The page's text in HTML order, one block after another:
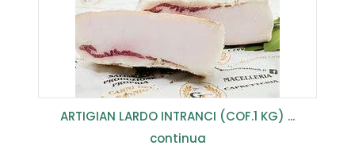
ARTIGIAN LARDO INTRANCI (COF.1 KG) ...
continua